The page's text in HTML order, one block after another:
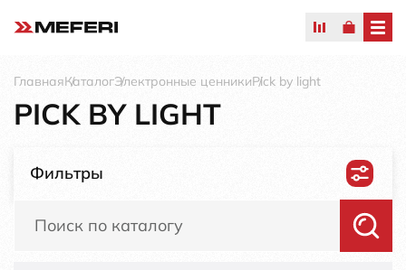
ГлавнаяКаталогЭлектронные ценникиPick by light
PICK BY LIGHT
Фильтры